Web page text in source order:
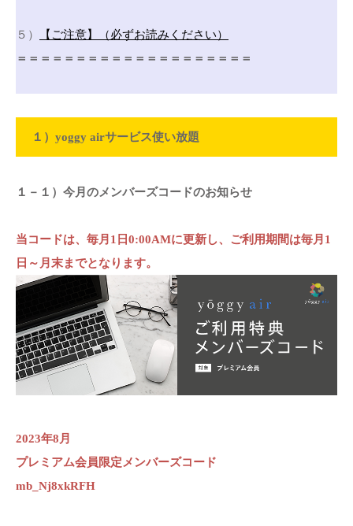
５）
【ご注意】（必ずお読みください）
＝＝＝＝＝＝＝＝＝＝＝＝＝＝＝＝＝＝＝＝
１）yoggy airサービス使い放題
１－１）今月のメンバーズコードのお知らせ
当コードは、毎月1日0:00AMに更新し、ご利用期間は毎月1
日～月末までとなります。
2023年8月
プレミアム会員限定メンバーズコード
mb_Nj8xkRFH